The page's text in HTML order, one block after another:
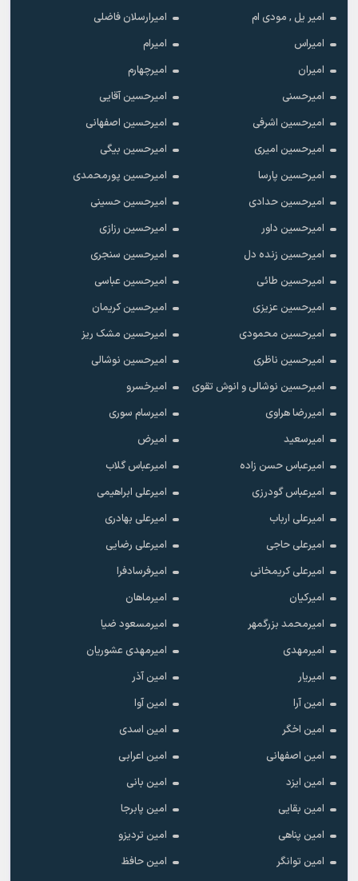
امیر یل , مودی ام
امیرارسلان فاضلی
امیراس
امیرام
امیران
امیرچهارم
امیرحسنی
امیرحسین آقایی
امیرحسین اشرفی
امیرحسین اصفهانی
امیرحسین امیری
امیرحسین بیگی
امیرحسین پارسا
امیرحسین پورمحمدی
امیرحسین حدادی
امیرحسین حسینی
امیرحسین داور
امیرحسین رزازی
امیرحسین زنده دل
امیرحسین سنجری
امیرحسین طائی
امیرحسین عباسی
امیرحسین عزیزی
امیرحسین کریمان
امیرحسین محمودی
امیرحسین مشک ریز
امیرحسین ناظری
امیرحسین نوشالی
امیرحسین نوشالی و انوش تقوی
امیرخسرو
امیررضا هراوی
امیرسام سوری
امیرسعید
امیرض
امیرعباس حسن زاده
امیرعباس گلاب
امیرعباس گودرزی
امیرعلی ابراهیمی
امیرعلی ارباب
امیرعلی بهادری
امیرعلی حاجی
امیرعلی رضایی
امیرعلی کریمخانی
امیرفرسادفرا
امیرکیان
امیرماهان
امیرمحمد بزرگمهر
امیرمسعود ضیا
امیرمهدی
امیرمهدی عشوریان
امیریار
امین آذر
امین آرا
امین آوا
امین اخگر
امین اسدی
امین اصفهانی
امین اعرابی
امین ایزد
امین بانی
امین بقایی
امین پابرجا
امین پناهی
امین تردیزو
امین توانگر
امین حافظ